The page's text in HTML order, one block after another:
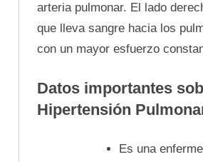
arteria pulmonar. El lado
que lleva sangre hacia los
con un mayor esfuerzo
Datos importantes
Hipertensión
Es una